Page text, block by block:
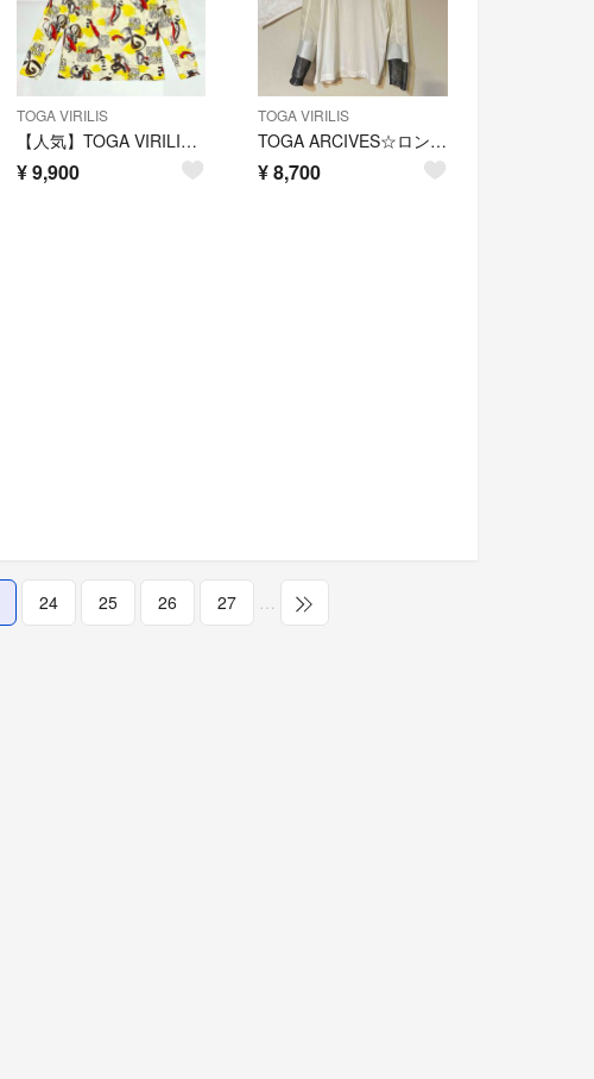
TOGA VIRILIS
【人気】TOGA VIRILIS TOGA ARCHIVES タートルネック
¥9,900
TOGA VIRILIS
TOGA ARCIVES☆ロングTシャツ
¥8,700
24 25 26 27 …